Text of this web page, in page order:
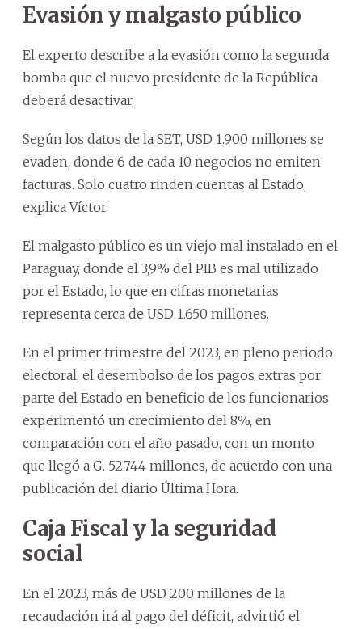
Evasión y malgasto público
El experto describe a la evasión como la segunda
bomba que el nuevo presidente de la República
deberá desactivar.
Según los datos de la SET, USD 1.900 millones se
evaden, donde 6 de cada 10 negocios no emiten
facturas. Solo cuatro rinden cuentas al Estado,
explica Víctor.
El malgasto público es un viejo mal instalado en el
Paraguay, donde el 3,9% del PIB es mal utilizado
por el Estado, lo que en cifras monetarias
representa cerca de USD 1.650 millones.
En el primer trimestre del 2023, en pleno periodo
electoral, el desembolso de los pagos extras por
parte del Estado en beneficio de los funcionarios
experimentó un crecimiento del 8%, en
comparación con el año pasado, con un monto
que llegó a G. 52.744 millones, de acuerdo con una
publicación del diario Última Hora.
Caja Fiscal y la seguridad
social
En el 2023, más de USD 200 millones de la
recaudación irá al pago del déficit, advirtió el